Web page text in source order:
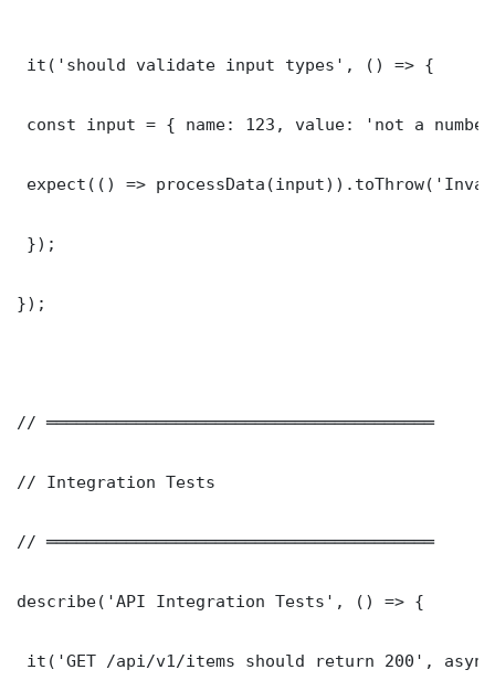
it('should validate input types', () => {
const input = { name: 123, value: 'not a
expect(() =>
});
});
// ═══════════════════════════════════════
// Integration Tests
// ═══════════════════════════════════════
describe('API Integration Tests', () => {
it('GET /api/v1/items should return 200',